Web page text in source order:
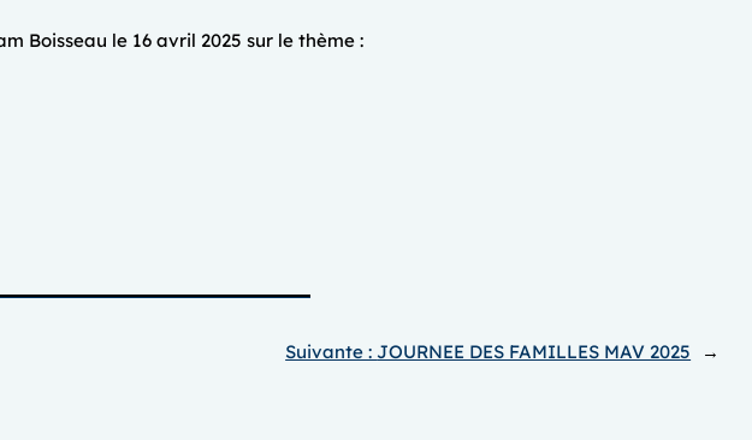
Boisseau le 16 avril 2025 sur le thème :
Suivante : JOURNEE DES FAMILLES MAV 2025 →